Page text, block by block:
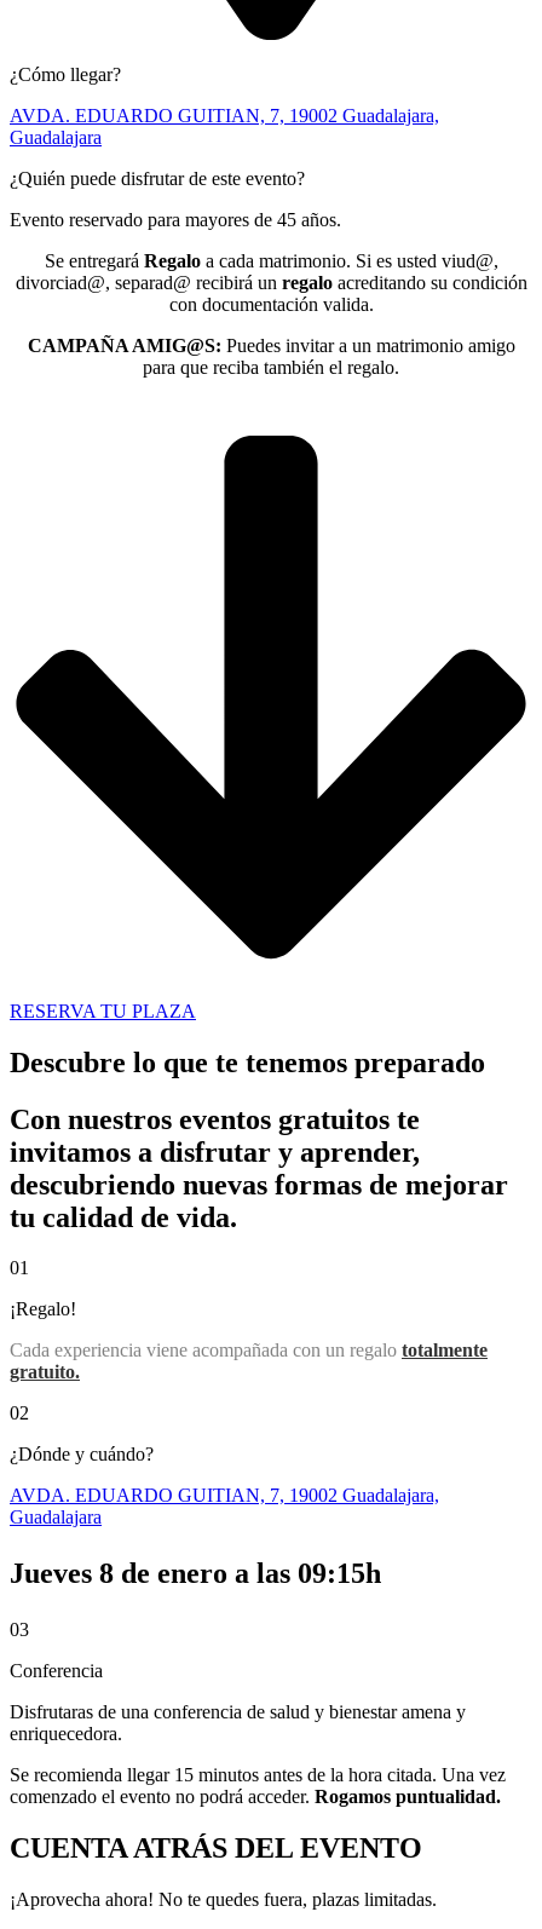
¿Cómo llegar?
AVDA. EDUARDO GUITIAN, 7, 19002 Guadalajara,
Guadalajara
¿Quién puede disfrutar de este evento?
Evento reservado para mayores de 45 años.
Se entregará Regalo a cada matrimonio. Si es usted viud@,
divorciad@, separad@ recibirá un regaloacreditando su condición
con documentación valida.
CAMPAÑA AMIG@S: Puedes invitar a un matrimonio amigo
para que reciba también el regalo.
RESERVA TU PLAZA
Descubre lo que te tenemos preparado
Con nuestros eventos gratuitos te
invitamos a disfrutar y aprender,
descubriendo nuevas formas de mejorar
tu calidad de vida.
01
¡Regalo!
Cada experiencia viene acompañada con un regalo totalmente
gratuito.
02
¿Dónde y cuándo?
AVDA. EDUARDO GUITIAN, 7, 19002 Guadalajara,
Guadalajara
Jueves 8 de enero a las 09:15h
03
Conferencia
Disfrutaras de una conferencia de salud y bienestar amena y
enriquecedora.
Se recomienda llegar 15 minutos antes de la hora citada. Una vez
comenzado el evento no podrá acceder. Rogamos puntualidad.
CUENTA ATRÁS DEL EVENTO
¡Aprovecha ahora! No te quedes fuera, plazas limitadas.